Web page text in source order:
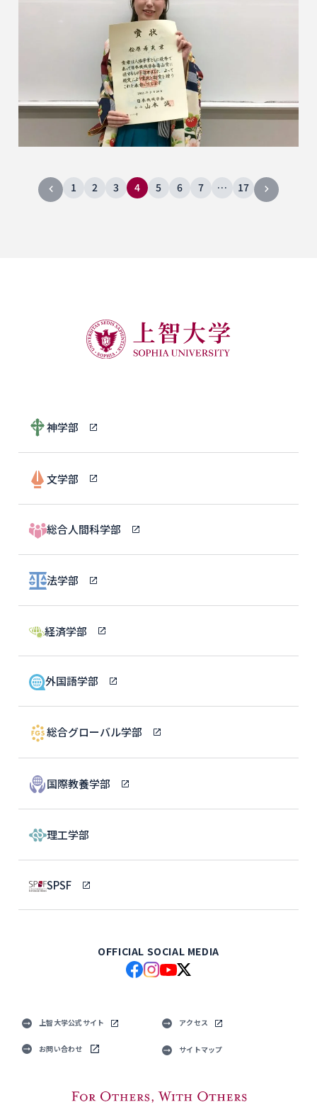
1 2 3 4 5 6 7 … 17
神学部
文学部
総合人間科学部
法学部
経済学部
外国語学部
総合グローバル学部
国際教養学部
理工学部
SPSF
OFFICIAL SOCIAL MEDIA
上智大学公式サイト アクセス
お問い合わせ サイトマップ